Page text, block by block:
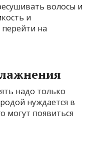
волосы и
и
на
надо только
нуждается в
могут появиться